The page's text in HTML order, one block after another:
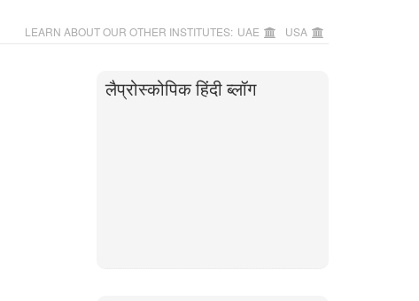
LEARN ABOUT OUR OTHER INSTITUTES: UAE USA
लैप्रोस्कोपिक हिंदी ब्लॉग